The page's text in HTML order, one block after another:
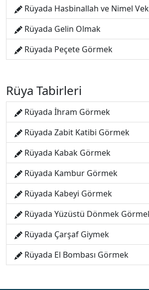
Rüyada Hasbinallah ve Nimel
Rüyada Gelin Olmak
Rüyada Peçete Görmek
Rüya Tabirleri
Rüyada İhram Görmek
Rüyada Zabit Katibi Görmek
Rüyada Kabak Görmek
Rüyada Kambur Görmek
Rüyada Kabeyi Görmek
Rüyada Yüzüstü Dönmek
Rüyada Çarşaf Giymek
Rüyada El Bombası Görmek